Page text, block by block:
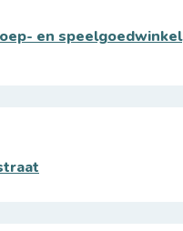
en speelgoedwinkel